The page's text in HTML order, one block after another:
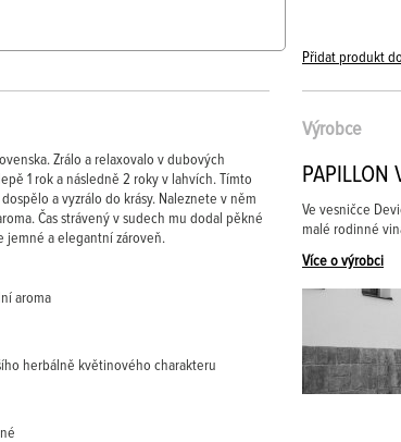
Přidat produkt
Zrálo a relaxovalo v dubových
1 rok a následně 2 roky v lahvích. Tímto
a vyzrálo do krásy. Naleznete v něm
Čas strávený v sudech mu dodal pěkné
jemné a elegantní zároveň.
aroma
herbálně květinového charakteru
Výrobce
PAPILLON
Ve vesničce
malé rodinné
Více o výrobci